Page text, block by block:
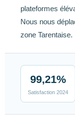
plateformes
Nous nous
zone Tarentaise.
99,21%
Satisfaction 2024